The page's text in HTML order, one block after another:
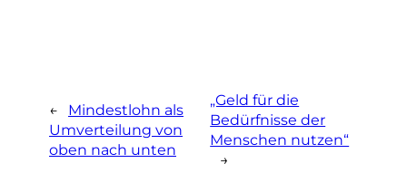
←
Mindestlohn als
Umverteilung von
oben nach unten
„Geld für die
Bedürfnisse der
Menschen nutzen“
→